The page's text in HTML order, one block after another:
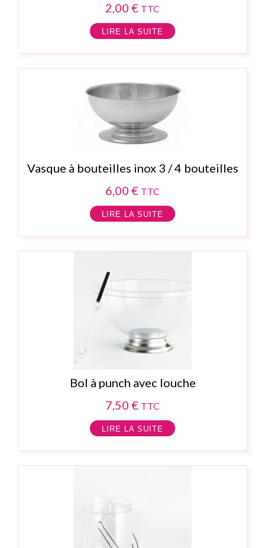
2,00 € TTC
LIRE LA SUITE
Vasque à bouteilles inox 3 / 4 bouteilles
6,00 € TTC
LIRE LA SUITE
Bol à punch avec louche
7,50 € TTC
LIRE LA SUITE